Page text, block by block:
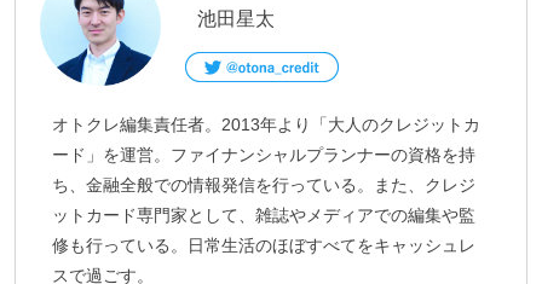
池田星太
オトクレ編集責任者。2013年より「大人のクレジットカ
ード」を運営。ファイナンシャルプランナーの資格を持
ち、金融全般での情報発信を行っている。また、クレジ
ットカード専門家として、雑誌やメディアでの編集や監
修も行っている。日常生活のほぼすべてをキャッシュレ
スで過ごす。